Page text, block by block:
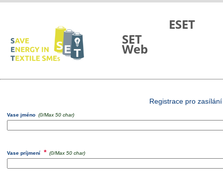
SET
Web
ESET
Registrace pro
Vase jméno (0/Max 50 char)
Vase príjmení * (0/Max 50 char)